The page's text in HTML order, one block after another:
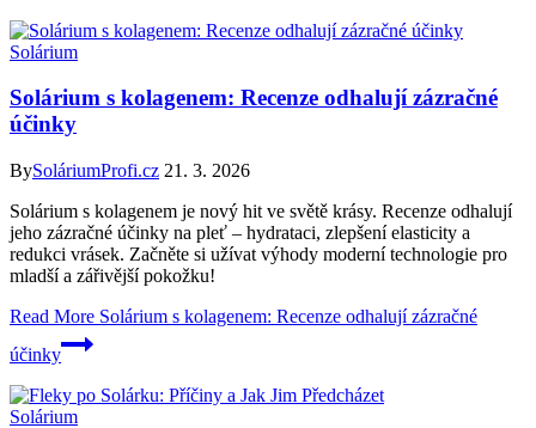
Solárium
Solárium s kolagenem: Recenze odhalují zázračné
účinky
BySoláriumProfi.cz 21. 3. 2026
Solárium s kolagenem je nový hit ve světě krásy. Recenze odhalují
jeho zázračné účinky na pleť – hydrataci, zlepšení elasticity a
redukci vrásek. Začněte si užívat výhody moderní technologie pro
mladší a zářivější pokožku!
Read More Solárium s kolagenem: Recenze odhalují zázračné
účinky
Solárium